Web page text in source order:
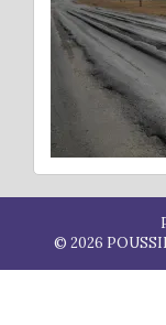
© 2026